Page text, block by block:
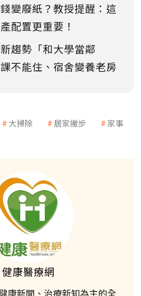
變廢紙？教授提醒：這
配置更重要！
趨勢「和大學當鄰
不能住、宿舍變養老房
大掃除 居家撇步
家事
健康醫療網
康新聞、治療新知為主的全